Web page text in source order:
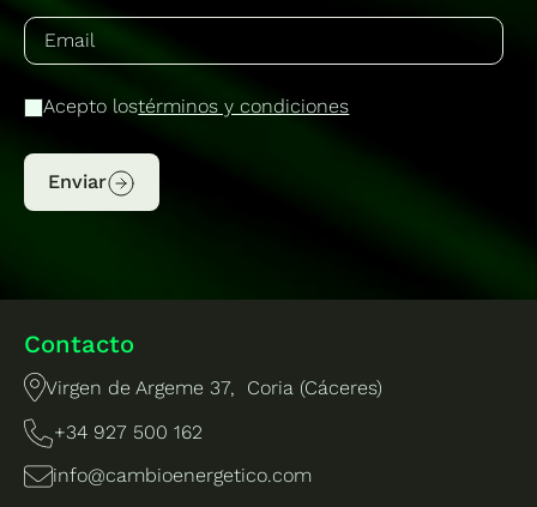
Acepto lostérminos y condiciones
Enviar
Contacto
Virgen de Argeme 37, Coria (Cáceres)
+34 927 500 162
info@cambioenergetico.com